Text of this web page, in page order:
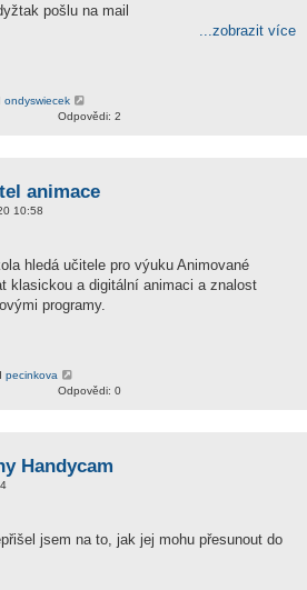
pošlu na mail
...zobrazit více
ondyswiecek
Odpovědi: 2
animace
10:58
hledá učitele pro výuku Animované
klasickou a digitální animaci a znalost
programy.
pecinkova
Odpovědi: 0
Handycam
jsem na to, jak jej mohu přesunout do